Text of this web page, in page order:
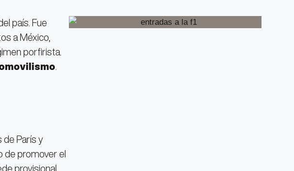
país. Fue
a México,
porfirista.
de París y
de promover el
provisional